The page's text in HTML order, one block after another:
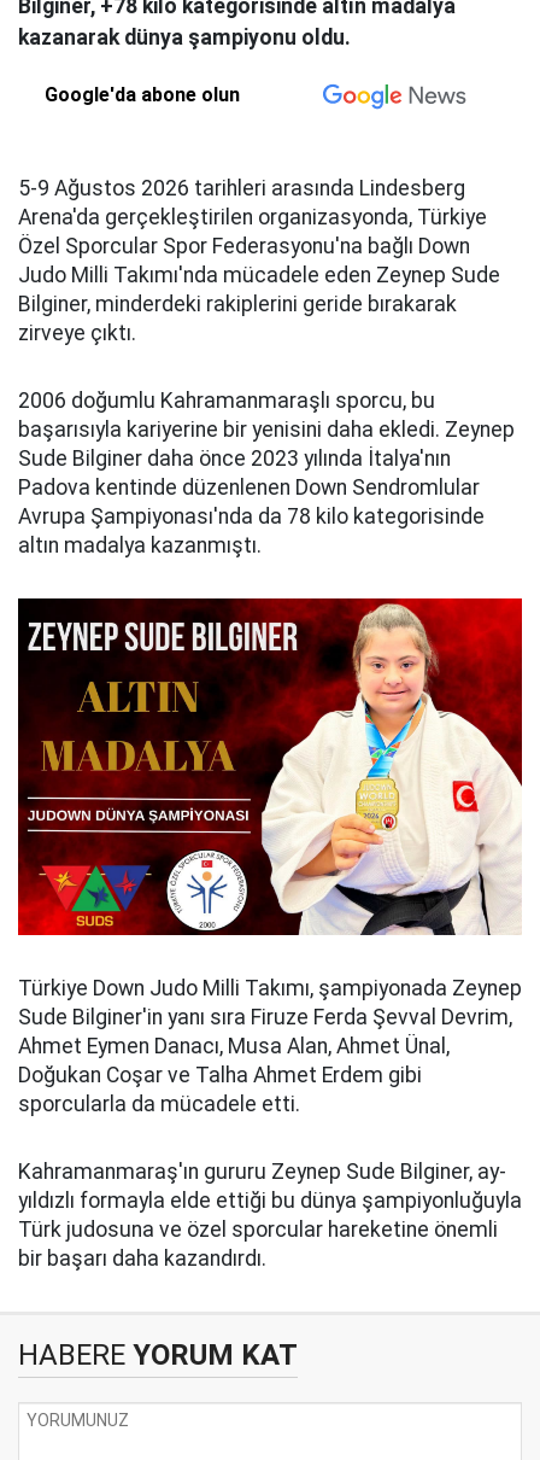
Bilginer, +78 kilo kategorisinde altın madalya
kazanarak dünya şampiyonu oldu.
Google'da abone olun
5-9 Ağustos 2026 tarihleri arasında Lindesberg
Arena'da gerçekleştirilen organizasyonda, Türkiye
Özel Sporcular Spor Federasyonu'na bağlı Down
Judo Milli Takımı'nda mücadele eden Zeynep Sude
Bilginer, minderdeki rakiplerini geride bırakarak
zirveye çıktı.
2006 doğumlu Kahramanmaraşlı sporcu, bu
başarısıyla kariyerine bir yenisini daha ekledi. Zeynep
Sude Bilginer daha önce 2023 yılında İtalya'nın
Padova kentinde düzenlenen Down Sendromlular
Avrupa Şampiyonası'nda da 78 kilo kategorisinde
altın madalya kazanmıştı.
Türkiye Down Judo Milli Takımı, şampiyonada Zeynep
Sude Bilginer'in yanı sıra Firuze Ferda Şevval Devrim,
Ahmet Eymen Danacı, Musa Alan, Ahmet Ünal,
Doğukan Coşar ve Talha Ahmet Erdem gibi
sporcularla da mücadele etti.
Kahramanmaraş'ın gururu Zeynep Sude Bilginer, ay-
yıldızlı formayla elde ettiği bu dünya şampiyonluğuyla
Türk judosuna ve özel sporcular hareketine önemli
bir başarı daha kazandırdı.
HABERE YORUM KAT